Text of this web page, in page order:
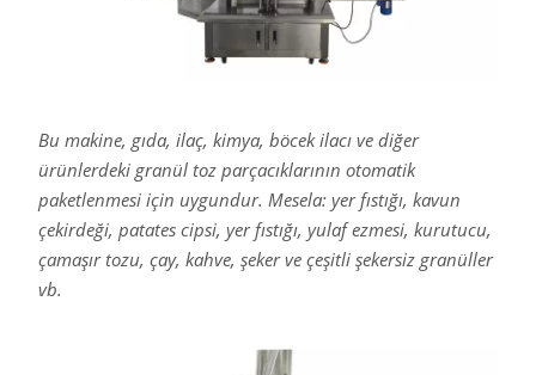
Bu makine, gıda, ilaç, kimya, böcek ilacı ve diğer
ürünlerdeki granül toz parçacıklarının otomatik
paketlenmesi için uygundur. Mesela: yer fıstığı, kavun
çekirdeği, patates cipsi, yer fıstığı, yulaf ezmesi, kurutucu,
çamaşır tozu, çay, kahve, şeker ve çeşitli şekersiz granüller
vb.